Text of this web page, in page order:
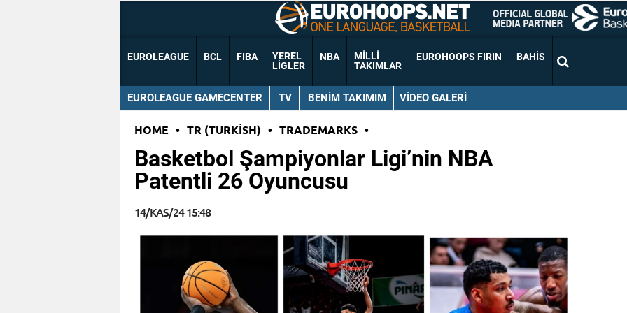
EUROLEAGUE BCL FIBA
YEREL
LIGLER
NBA
MILLI
TAKIMLAR
EUROHOOPS FIRIN BAHIS
EUROLEAGUE GAMECENTER TV BENIM TAKIMIM VIDEO GALERI
HOME • TR (TURKISH) • TRADEMARKS •
Basketbol Şampiyonlar Ligi’nin NBA
Patentli 26 Oyuncusu
14/KAS/24 15:48